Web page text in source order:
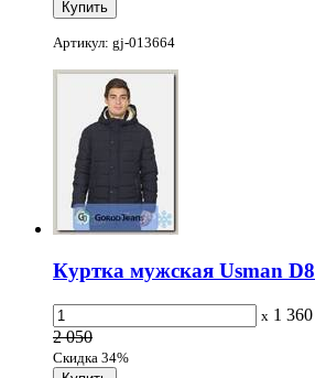
Артикул: gj-013664
Куртка мужская Usman
x 1 360
2 050
Скидка 34%